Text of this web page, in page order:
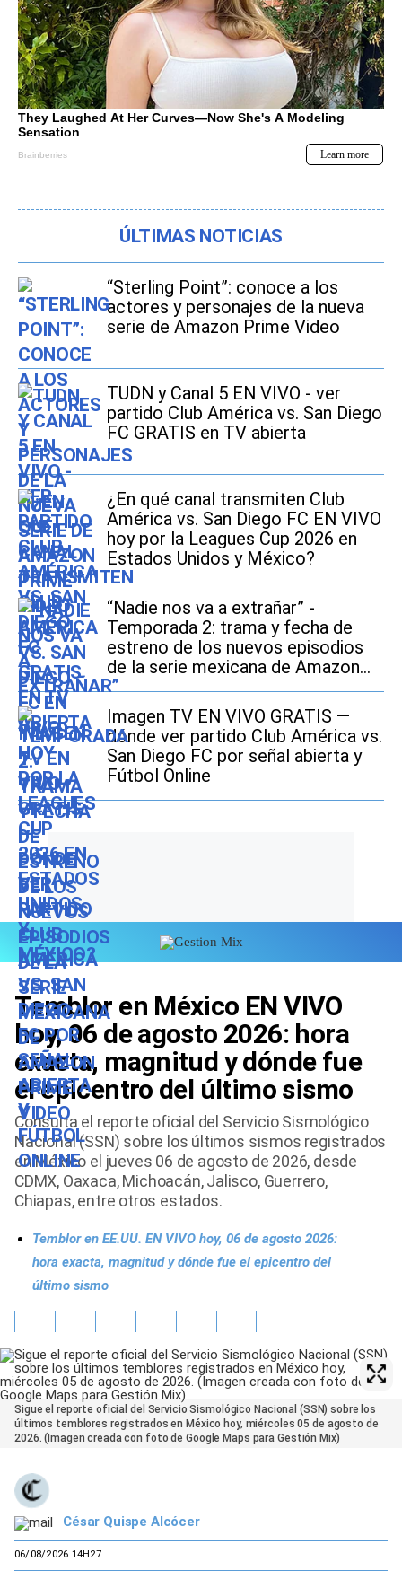
ÚLTIMAS NOTICIAS
“Sterling Point”: conoce a los
actores y personajes de la nueva
serie de Amazon Prime Video
TUDN y Canal 5 EN VIVO - ver
partido Club América vs. San Diego
FC GRATIS en TV abierta
¿En qué canal transmiten Club
América vs. San Diego FC EN VIVO
hoy por la Leagues Cup 2026 en
Estados Unidos y México?
“Nadie nos va a extrañar” -
Temporada 2: trama y fecha de
estreno de los nuevos episodios
de la serie mexicana de Amazon
Prime Video
Imagen TV EN VIVO GRATIS —
dónde ver partido Club América vs.
San Diego FC por señal abierta y
Fútbol Online